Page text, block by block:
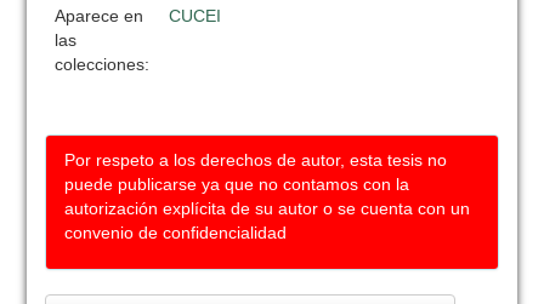
Aparece en
las
colecciones:
CUCEI
Por respeto a los derechos de autor, esta tesis no
puede publicarse ya que no contamos con la
autorización explícita de su autor o se cuenta con un
convenio de confidencialidad